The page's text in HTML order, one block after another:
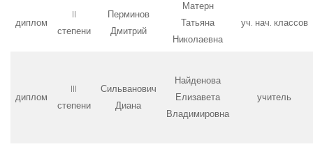
диплом
II
степени
Перминов
Дмитрий
Матерн
Татьяна
Николаевна
уч. нач. классов
диплом
III
степени
Сильванович
Диана
Найденова
Елизавета
Владимировна
учитель